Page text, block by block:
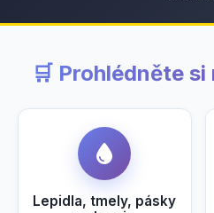
🛒 Prohlédněte
Lepidla, tmely, pásky